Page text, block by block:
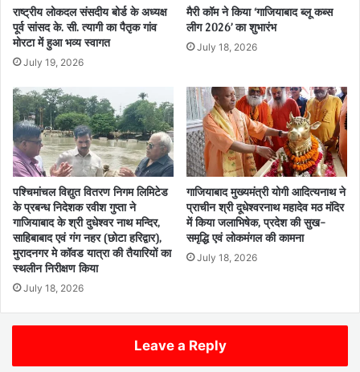
राष्ट्रीय लोकदल संसदीय बोर्ड के अध्यक्ष
पूर्व सांसद के. सी. त्यागी का पैतृक गांव
मोरटा में हुआ भव्य स्वागत
July 19, 2026
मैरी कॉम ने किया ‘गाजियाबाद ब्लू कब्स
लीग 2026’ का शुभारंभ
July 18, 2026
पश्चिमांचल विद्युत वितरण निगम लिमिटेड
के प्रबन्ध निदेशक रवीश गुप्ता ने
गाजियाबाद के श्री दुधेश्वर नाथ मन्दिर,
साहिबाबाद एवं गंग नहर (छोटा हरिद्वार),
मुरादनगर मे कॉवड यात्रा की तैयारियों का
स्थलीन निरीक्षण किया
July 18, 2026
गाजियाबाद मुख्यमंत्री योगी आदित्यनाथ ने
प्राचीन श्री दूधेश्वरनाथ महादेव मठ मंदिर
में किया जलाभिषेक, प्रदेश की सुख-
समृद्धि एवं लोकमंगल की कामना
July 18, 2026
Leave a Reply